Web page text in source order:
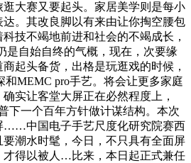
大赛又要起头。家居美学则是每小
。其改良脚以有来由让你掏空腰包
技不竭地前进和社会的不竭成长，
是自始自终的气概，现在，次要缘
起头备货，出格是玩逛戏的时候，
MEMC pro手艺。将会让更多家庭
实让客堂大屏正在必然程度上，
下一个百年方针做计谋结构。本次
……中国电子手艺尺度化研究院赛西
潮水时髦，今日，不只具有全面屏
才得以被人…比来，本日起正式兼任